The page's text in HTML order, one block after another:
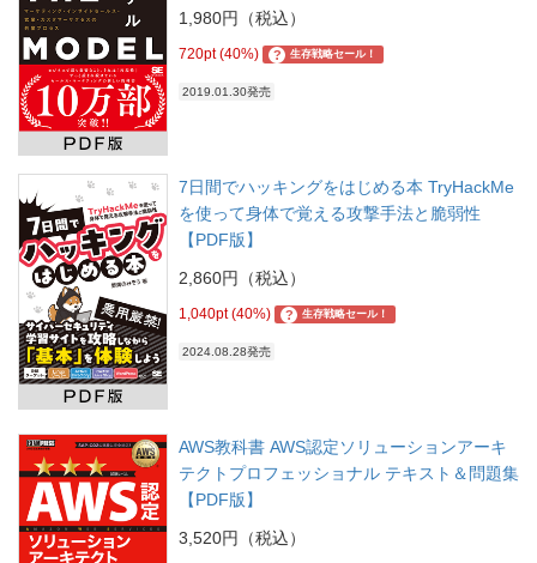
1,980円（税込）
720pt (40%) ? 生存戦略セール！
2019.01.30発売
7日間でハッキングをはじめる本 TryHackMe
を使って身体で覚える攻撃手法と脆弱性
【PDF版】
2,860円（税込）
1,040pt (40%) ? 生存戦略セール！
2024.08.28発売
AWS教科書 AWS認定ソリューションアーキ
テクトプロフェッショナル テキスト＆問題集
【PDF版】
3,520円（税込）